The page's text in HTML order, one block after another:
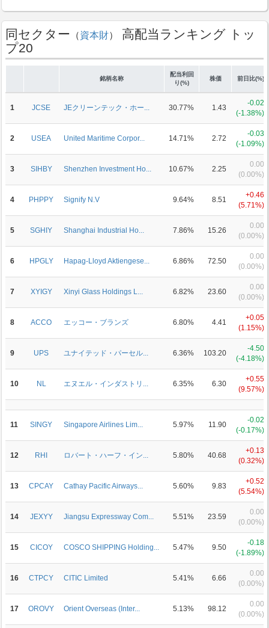
同セクター （資本財）
高配当ランキング トッ
プ20
銘柄名称
配当利回
り(%)
株価 前日比(%)
1 JCSE JEクリーンテック・ホー... 30.77% 1.43
-0.02
(-1.38%)
2 USEA United Maritime Corpor... 14.71% 2.72
-0.03
(-1.09%)
3 SIHBY Shenzhen Investment Ho... 10.67% 2.25
0.00
(0.00%)
4 PHPPY Signify N.V 9.64% 8.51
+0.46
(5.71%)
5 SGHIY Shanghai Industrial Ho... 7.86% 15.26
0.00
(0.00%)
6 HPGLY Hapag-Lloyd Aktiengese... 6.86% 72.50
0.00
(0.00%)
7 XYIGY Xinyi Glass Holdings L... 6.82% 23.60
0.00
(0.00%)
8 ACCO エッコー・ブランズ 6.80% 4.41
+0.05
(1.15%)
9 UPS ユナイテッド・パーセル... 6.36% 103.20
-4.50
(-4.18%)
10 NL エヌエル・インダストリ... 6.35% 6.30
+0.55
(9.57%)
11 SINGY Singapore Airlines Lim... 5.97% 11.90
-0.02
(-0.17%)
12 RHI ロバート・ハーフ・イン... 5.80% 40.68
+0.13
(0.32%)
13 CPCAY Cathay Pacific Airways... 5.60% 9.83
+0.52
(5.54%)
14 JEXYY Jiangsu Expressway Com... 5.51% 23.59
0.00
(0.00%)
15 CICOY COSCO SHIPPING Holding... 5.47% 9.50
-0.18
(-1.89%)
16 CTPCY CITIC Limited 5.41% 6.66
0.00
(0.00%)
17 OROVY Orient Overseas (Inter... 5.13% 98.12
0.00
(0.00%)